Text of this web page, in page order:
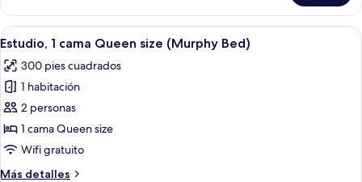
(Murphy
Bed)
1
cama
Queen
balcón
(Murphy
Bed)
Abrir
todas
las
fotos
de
Estudio,
1
Habitación de hotel con una cama
5
Estudio, 1 cama Queen size (Murphy Bed)
300 pies cuadrados
1 habitación
2 personas
1 cama Queen size
Wifi gratuito
Más detalles
Más